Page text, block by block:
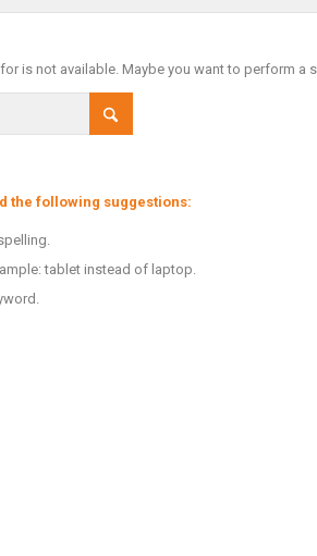
is not available. Maybe you want to perform a
the following suggestions:
tablet instead of laptop.